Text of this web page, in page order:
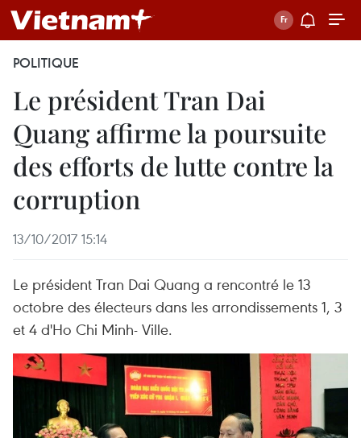
POLITIQUE
Le président Tran Dai
Quang affirme la poursuite
des efforts de lutte contre la
corruption
13/10/2017 15:14
Le président Tran Dai Quang a rencontré le 13
octobre des électeurs dans les arrondissements 1, 3
et 4 d'Ho Chi Minh- Ville.